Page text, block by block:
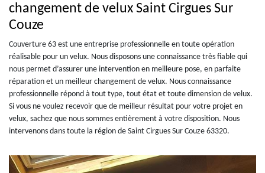
changement de velux Saint Cirgues Sur
Couze
Couverture 63 est une entreprise professionnelle en toute opération
réalisable pour un velux. Nous disposons une connaissance très fiable qui
nous permet d’assurer une intervention en meilleure pose, en parfaite
réparation et un meilleur changement de velux. Nous connaissance
professionnelle répond à tout type, tout état et toute dimension de velux.
Si vous ne voulez recevoir que de meilleur résultat pour votre projet en
velux, sachez que nous sommes entièrement à votre disposition. Nous
intervenons dans toute la région de Saint Cirgues Sur Couze 63320.